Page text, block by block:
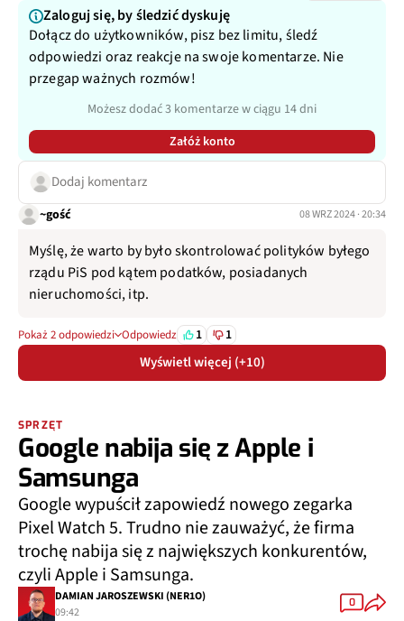
Zaloguj się, by śledzić dyskuję
Dołącz do użytkowników, pisz bez limitu, śledź
odpowiedzi oraz reakcje na swoje komentarze. Nie
przegap ważnych rozmów!
Możesz dodać 3 komentarze w ciągu 14 dni
Załóż konto
Dodaj komentarz
~gość 08 WRZ 2024 · 20:34
Myślę, że warto by było skontrolować polityków byłego
rządu PiS pod kątem podatków, posiadanych
nieruchomości, itp.
Pokaż 2 odpowiedzi Odpowiedz 1 1
Wyświetl więcej (+10)
SPRZĘT
Google nabija się z Apple i
Samsunga
Google wypuścił zapowiedź nowego zegarka
Pixel Watch 5. Trudno nie zauważyć, że firma
trochę nabija się z największych konkurentów,
czyli Apple i Samsunga.
DAMIAN JAROSZEWSKI (NER1O)
09:42
0